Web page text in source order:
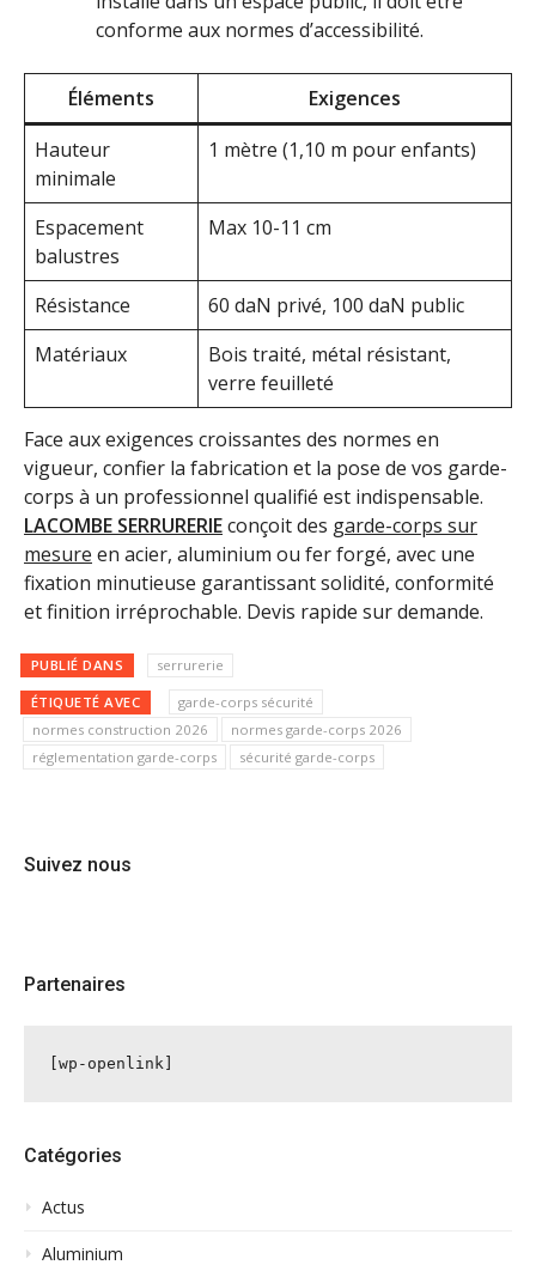
conforme aux normes d’accessibilité.
Éléments
Exigences
Hauteur
minimale
1 mètre (1,10 m pour enfants)
Espacement
balustres
Max 10-11 cm
Résistance
60 daN privé, 100 daN public
Matériaux
Bois traité, métal résistant,
verre feuilleté
Face aux exigences croissantes des normes en
vigueur, confier la fabrication et la pose de vos garde-
corps à un professionnel qualifié est indispensable.
LACOMBE SERRURERIEconçoit des garde-corps sur
mesure en acier, aluminium ou fer forgé, avec une
fixation minutieuse garantissant solidité, conformité
et finition irréprochable. Devis rapide sur demande.
PUBLIÉ DANS serrurerie
ÉTIQUETÉ AVEC
garde-corps sécurité
normes construction 2026
normes garde-corps 2026
réglementation garde-corps
sécurité garde-corps
Suivez nous
Partenaires
[wp-openlink]
Catégories
Actus
Aluminium